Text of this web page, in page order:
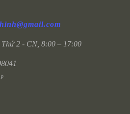
Thứ 2 - CN, 8:00 – 17:00